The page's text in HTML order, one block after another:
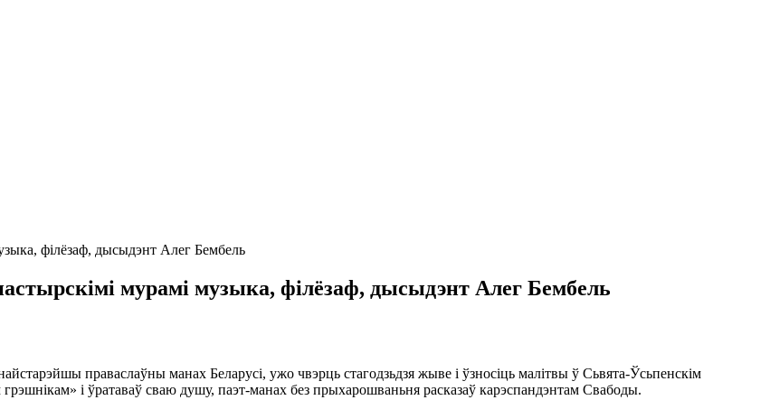
філёзаф, дысыдэнт Алег Бембель
мурамі музыка, філёзаф, дысыдэнт Алег Бембель
праваслаўны манах Беларусі, ужо чвэрць стагодзьдзя жыве і ўзносіць малітвы ў Сьвята-Ўсьпенскім
і ўратаваў сваю душу, паэт-манах без прыхарошваньня расказаў карэспандэнтам Свабоды.